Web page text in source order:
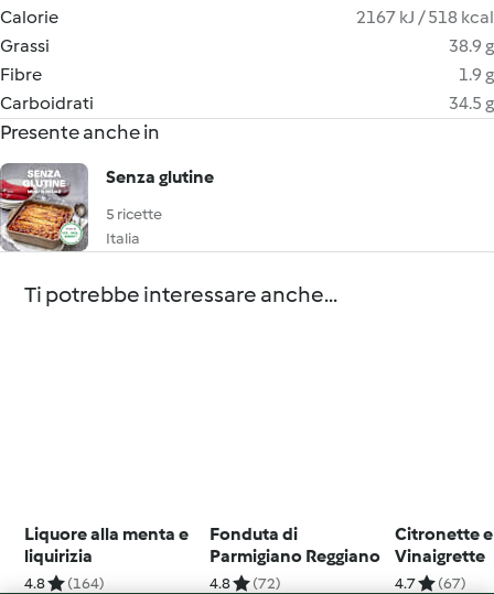
Calorie
2167 kJ / 518 kcal
Grassi
38.9 g
Fibre
1.9 g
Carboidrati
34.5 g
Presente anche in
Senza glutine
5 ricette
Italia
Ti potrebbe interessare anche...
Liquore alla menta e
liquirizia
4.8 (164)
Fonduta di
Parmigiano Reggiano
4.8 (72)
Citronette e
Vinaigrette
4.7 (67)